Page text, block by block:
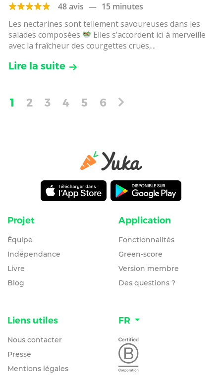
48 avis — 15 minutes
Les nectarines sont tellement savoureuses dans les
salades composées
Elles s’accordent ici à merveille
avec la fraîcheur des courgettes crues,...
Lire la suite
1 2 3 4 5 6
Projet
Équipe
Indépendance
Livre
Blog
Application
Fonctionnalités
Green-score
Version membre
Des questions ?
Liens utiles
Nous contacter
Presse
Mentions légales
FR